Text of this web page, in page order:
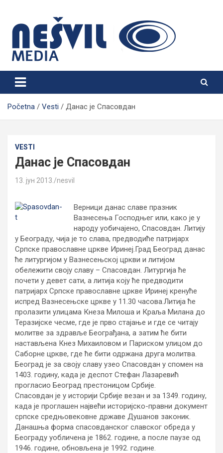
content
Nešvil Media Bogatić
Početna Vesti Данас је Спасовдан
VESTI
Данас је Спасовдан
13. јун 2013. nesvil
Верници данас славе празник
Вазнесења Господњег или, како је у
народу уобичајено, Спасовдан. Литију
у Београду, чија је то слава, предводиће патријарх
Српске православне цркве Иринеј.Град Београд данас
ће литургијом у Вазнесењској цркви и литијом
обележити своју славу – Спасовдан. Литургија ће
почети у девет сати, а литија коју ће предводити
патријарх Српске православне цркве Иринеј кренуће
испред Вазнесењске цркве у 11.30 часова.Литија ће
пролазити улицама Кнеза Милоша и Краља Милана до
Теразијске чесме, где је прво стајање и где се читају
молитве за здравље Београђана, а затим ће бити
настављена Кнез Михаиловом и Париском улицом до
Саборне цркве, где ће бити одржана друга молитва.
Београд је за своју славу узео Спасовдан у спомен на
1403. годину, када је деспот Стефан Лазаревић
прогласио Београд престоницом Србије.
Спасовдан је у историји Србије везан и за 1349. годину,
када је проглашен највећи историјско-правни документ
српске средњовековне државе Душанов законик.
Данашња форма спасовданског славског обреда у
Београду уобличена је 1862. године, а после паузе од
1946. године, обновљена је 1992. године.